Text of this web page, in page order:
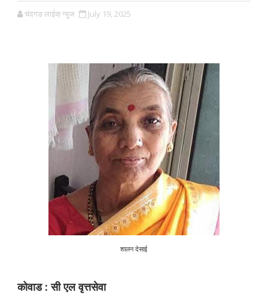
चंदगड लाईव्ह न्युज July 19, 2025
शालन देसाई
कोवाड : सी एल वृत्तसेवा